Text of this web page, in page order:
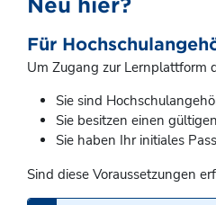
Für
Um Zugang zur Lernplattform
Sie sind
Sie besitzen einen
Sie haben Ihr initiales
Sind diese Voraussetzungen